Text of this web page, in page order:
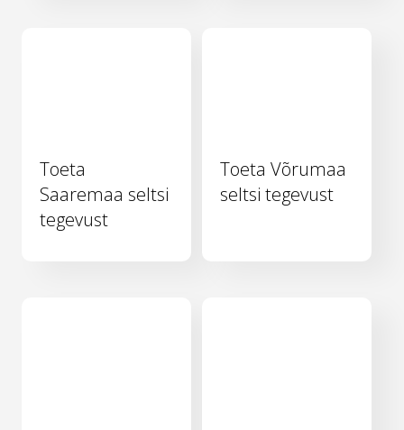
Toeta
Saaremaa seltsi
tegevust
Toeta Võrumaa
seltsi tegevust